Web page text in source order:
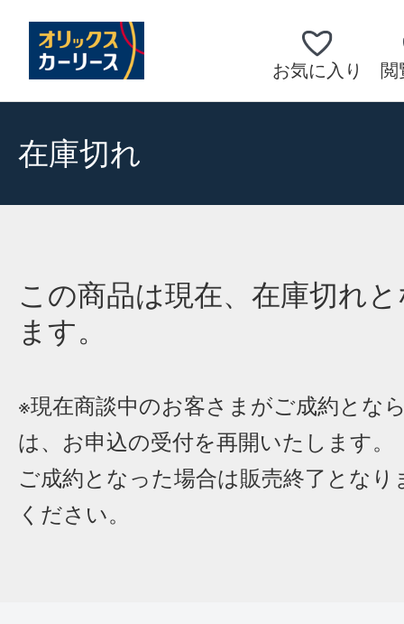
お気に入り 閲
在庫切れ
この商品は現在、在庫切れ
ます。
※現在商談中のお客さまがご成約とな
は、お申込の受付を再開いたします。
ご成約となった場合は販売終了となり
ください。